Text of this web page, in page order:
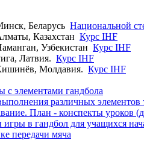
Беларусь Национальной
Казахстан Курс IHF
Узбекистан Курс IHF
Латвия. Курс IHF
Молдавия. Курс IHF
с элементами гандбола
различных
План - конспекты уроков
в гандбол для учащихся
передачи мяча